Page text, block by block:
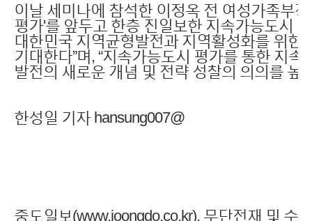
이날 세미나에 참석한 이정옥 전 여성가족부
평가'를 앞두고 한층 진일보한 지속가능도시
대한민국 지역균형발전과 지역활성화를 위한
기대한다”며, “지속가능도시 평가를 통한 지
발전의 새로운 개념 및 전략 성찰의 의의를 높
한성일 기자 hansung007@
중도일보(www.joongdo.co.kr), 무단전재 및 수